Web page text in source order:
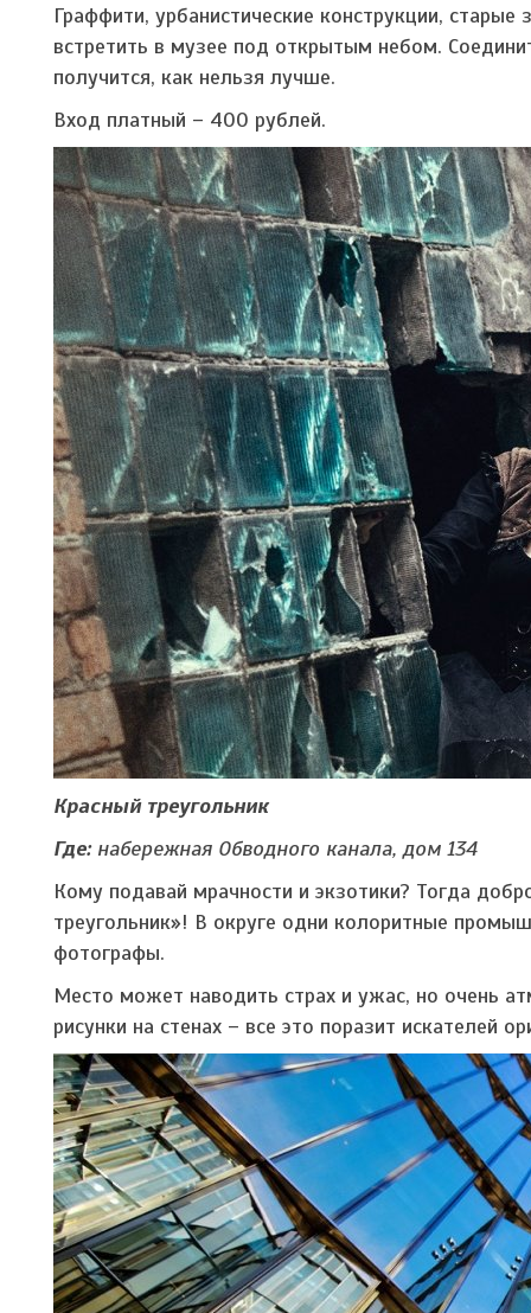
Граффити, урбанистические конструкции,
встретить в музее под открытым небом.
получится, как нельзя лучше.
Вход платный – 400 рублей.
Красный треугольник
Где:набережная Обводного канала, дом 134
Кому подавай мрачности и экзотики? Тогда
треугольник»! В округе одни колоритные
фотографы.
Место может наводить страх и ужас, но очень
рисунки на стенах – все это поразит искателей